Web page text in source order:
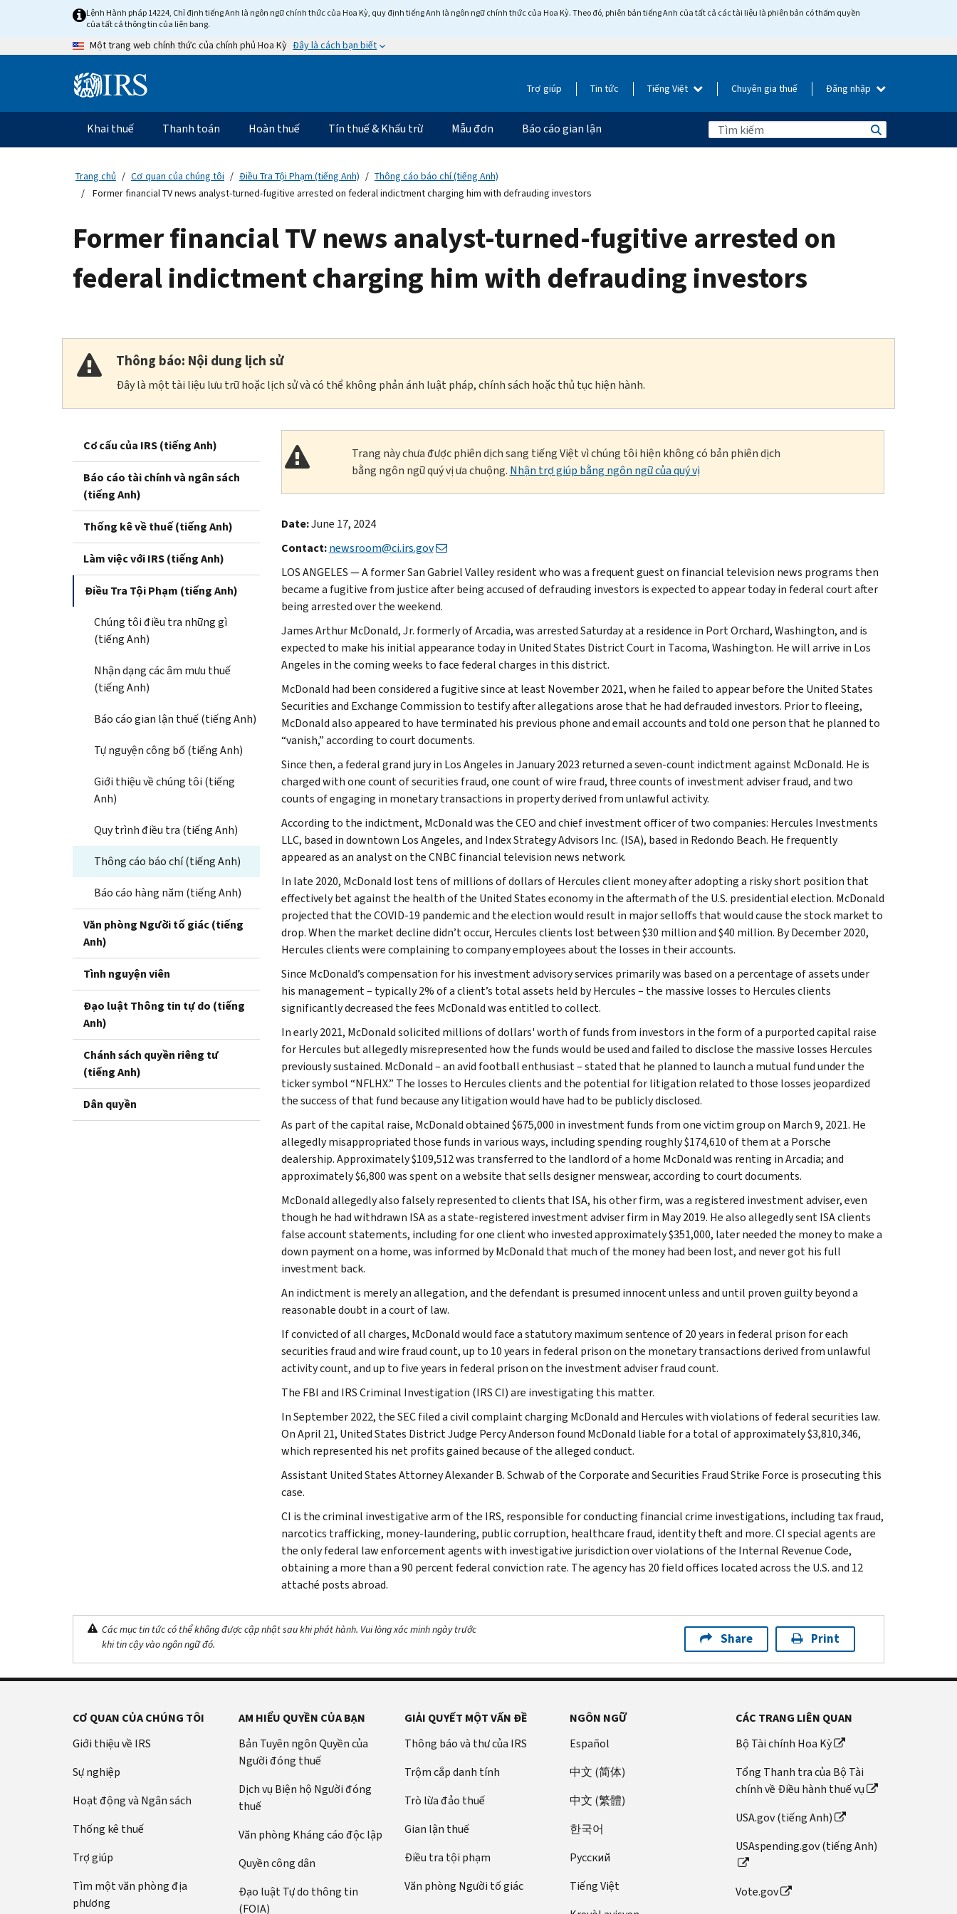
content
Lệnh Hành pháp 14224, Chỉ định tiếng Anh là ngôn ngữ chính thức của Hoa Kỳ, quy định tiếng Anh là ngôn ngữ chính thức của Hoa Kỳ. Theo đó, phiên bản tiếng Anh của tất cả các tài liệu là phiên bản có thẩm quyền
của tất cả thông tin của liên bang.
Một trang web chính thức của chính phủ Hoa Kỳ Đây là cách bạn biết
Information Trợ giúp Tin tức Tiếng Việt Chuyên gia thuế Đăng nhập
Điều
hướng
chính
Khai thuế Thanh toán Hoàn thuế Tín thuế & Khấu trừ Mẫu đơn Báo cáo gian lận
Trang chủ Cơ quan của chúng tôi Điều Tra Tội Phạm (tiếng Anh)
Thông cáo báo chí (tiếng Anh)
Former financial TV news analyst-turned-fugitive arrested on federal indictment charging him with defrauding investors
Former financial TV news analyst-turned-fugitive arrested on
federal indictment charging him with defrauding investors
Thông báo: Nội dung lịch sử
Đây là một tài liệu lưu trữ hoặc lịch sử và có thể không phản ánh luật pháp, chính sách hoặc thủ tục hiện hành.
Cơ cấu của IRS (tiếng Anh)
Báo cáo tài chính và ngân sách
(tiếng Anh)
Thống kê về thuế (tiếng Anh)
Làm việc với IRS (tiếng Anh)
Điều Tra Tội Phạm (tiếng Anh)
Chúng tôi điều tra những gì
(tiếng Anh)
Nhận dạng các âm mưu thuế
(tiếng Anh)
Báo cáo gian lận thuế (tiếng Anh)
Tự nguyện công bố (tiếng Anh)
Giới thiệu về chúng tôi (tiếng
Anh)
Quy trình điều tra (tiếng Anh)
Thông cáo báo chí (tiếng Anh)
Báo cáo hàng năm (tiếng Anh)
Văn phòng Người tố giác (tiếng
Anh)
Tình nguyện viên
Đạo luật Thông tin tự do (tiếng
Anh)
Chánh sách quyền riêng tư
(tiếng Anh)
Dân quyền
Trang này chưa được phiên dịch sang tiếng Việt vì chúng tôi hiện không có bản phiên dịch
bằng ngôn ngữ quý vị ưa chuộng. Nhận trợ giúp bằng ngôn ngữ của quý vị
Date:June 17, 2024
Contact:newsroom@ci.irs.gov
LOS ANGELES — A former San Gabriel Valley resident who was a frequent guest on financial television news programs then
became a fugitive from justice after being accused of defrauding investors is expected to appear today in federal court after
being arrested over the weekend.
James Arthur McDonald, Jr. formerly of Arcadia, was arrested Saturday at a residence in Port Orchard, Washington, and is
expected to make his initial appearance today in United States District Court in Tacoma, Washington. He will arrive in Los
Angeles in the coming weeks to face federal charges in this district.
McDonald had been considered a fugitive since at least November 2021, when he failed to appear before the United States
Securities and Exchange Commission to testify after allegations arose that he had defrauded investors. Prior to fleeing,
McDonald also appeared to have terminated his previous phone and email accounts and told one person that he planned to
“vanish,” according to court documents.
Since then, a federal grand jury in Los Angeles in January 2023 returned a seven-count indictment against McDonald. He is
charged with one count of securities fraud, one count of wire fraud, three counts of investment adviser fraud, and two
counts of engaging in monetary transactions in property derived from unlawful activity.
According to the indictment, McDonald was the CEO and chief investment officer of two companies: Hercules Investments
LLC, based in downtown Los Angeles, and Index Strategy Advisors Inc. (ISA), based in Redondo Beach. He frequently
appeared as an analyst on the CNBC financial television news network.
In late 2020, McDonald lost tens of millions of dollars of Hercules client money after adopting a risky short position that
effectively bet against the health of the United States economy in the aftermath of the U.S. presidential election. McDonald
projected that the COVID-19 pandemic and the election would result in major selloffs that would cause the stock market to
drop. When the market decline didn’t occur, Hercules clients lost between $30 million and $40 million. By December 2020,
Hercules clients were complaining to company employees about the losses in their accounts.
Since McDonald’s compensation for his investment advisory services primarily was based on a percentage of assets under
his management – typically 2% of a client’s total assets held by Hercules – the massive losses to Hercules clients
significantly decreased the fees McDonald was entitled to collect.
In early 2021, McDonald solicited millions of dollars' worth of funds from investors in the form of a purported capital raise
for Hercules but allegedly misrepresented how the funds would be used and failed to disclose the massive losses Hercules
previously sustained. McDonald – an avid football enthusiast – stated that he planned to launch a mutual fund under the
ticker symbol “NFLHX.” The losses to Hercules clients and the potential for litigation related to those losses jeopardized
the success of that fund because any litigation would have had to be publicly disclosed.
As part of the capital raise, McDonald obtained $675,000 in investment funds from one victim group on March 9, 2021. He
allegedly misappropriated those funds in various ways, including spending roughly $174,610 of them at a Porsche
dealership. Approximately $109,512 was transferred to the landlord of a home McDonald was renting in Arcadia; and
approximately $6,800 was spent on a website that sells designer menswear, according to court documents.
McDonald allegedly also falsely represented to clients that ISA, his other firm, was a registered investment adviser, even
though he had withdrawn ISA as a state-registered investment adviser firm in May 2019. He also allegedly sent ISA clients
false account statements, including for one client who invested approximately $351,000, later needed the money to make a
down payment on a home, was informed by McDonald that much of the money had been lost, and never got his full
investment back.
An indictment is merely an allegation, and the defendant is presumed innocent unless and until proven guilty beyond a
reasonable doubt in a court of law.
If convicted of all charges, McDonald would face a statutory maximum sentence of 20 years in federal prison for each
securities fraud and wire fraud count, up to 10 years in federal prison on the monetary transactions derived from unlawful
activity count, and up to five years in federal prison on the investment adviser fraud count.
The FBI and IRS Criminal Investigation (IRS CI) are investigating this matter.
In September 2022, the SEC filed a civil complaint charging McDonald and Hercules with violations of federal securities law.
On April 21, United States District Judge Percy Anderson found McDonald liable for a total of approximately $3,810,346,
which represented his net profits gained because of the alleged conduct.
Assistant United States Attorney Alexander B. Schwab of the Corporate and Securities Fraud Strike Force is prosecuting this
case.
CI is the criminal investigative arm of the IRS, responsible for conducting financial crime investigations, including tax fraud,
narcotics trafficking, money-laundering, public corruption, healthcare fraud, identity theft and more. CI special agents are
the only federal law enforcement agents with investigative jurisdiction over violations of the Internal Revenue Code,
obtaining a more than a 90 percent federal conviction rate. The agency has 20 field offices located across the U.S. and 12
attaché posts abroad.
Các mục tin tức có thể không được cập nhật sau khi phát hành. Vui lòng xác minh ngày trước
khi tin cậy vào ngôn ngữ đó.
Share Print
CƠ QUAN CỦA CHÚNG TÔI
Giới thiệu về IRS
Sự nghiệp
Hoạt động và Ngân sách
Thống kê thuế
Trợ giúp
Tìm một văn phòng địa
phương
AM HIỂU QUYỀN CỦA BẠN
Bản Tuyên ngôn Quyền của
Người đóng thuế
Dịch vụ Biện hộ Người đóng
thuế
Văn phòng Kháng cáo độc lập
Quyền công dân
Đạo luật Tự do thông tin
(FOIA)
GIẢI QUYẾT MỘT VẤN ĐỀ
Thông báo và thư của IRS
Trộm cắp danh tính
Trò lừa đảo thuế
Gian lận thuế
Điều tra tội phạm
Văn phòng Người tố giác
NGÔN NGỮ
Español
中文 (简体)
中文 (繁體)
한국어
Pусский
Tiếng Việt
CÁC TRANG LIÊN QUAN
Bộ Tài chính Hoa Kỳ
Tổng Thanh tra của Bộ Tài
chính về Điều hành thuế vụ
USA.gov (tiếng Anh)
USAspending.gov (tiếng Anh)
Vote.gov